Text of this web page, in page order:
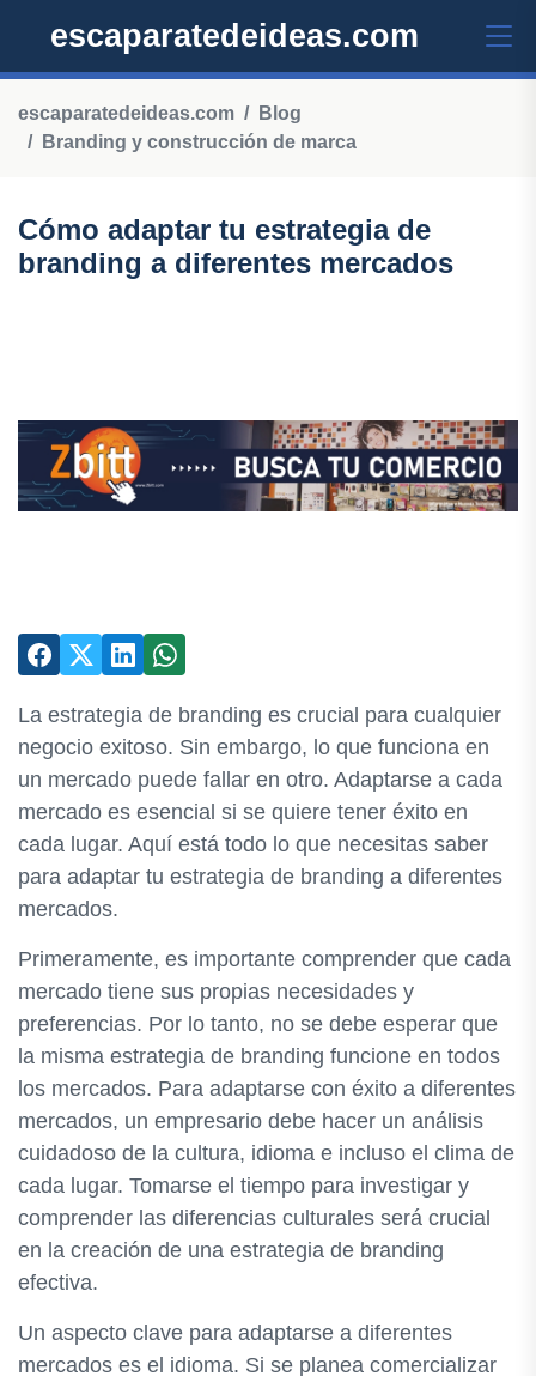
escaparatedeideas.com
escaparatedeideas.com
Blog
Branding y construcción de marca
Cómo adaptar tu estrategia de
branding a diferentes mercados
La estrategia de branding es crucial para cualquier
negocio exitoso. Sin embargo, lo que funciona en
un mercado puede fallar en otro. Adaptarse a cada
mercado es esencial si se quiere tener éxito en
cada lugar. Aquí está todo lo que necesitas saber
para adaptar tu estrategia de branding a diferentes
mercados.
Primeramente, es importante comprender que cada
mercado tiene sus propias necesidades y
preferencias. Por lo tanto, no se debe esperar que
la misma estrategia de branding funcione en todos
los mercados. Para adaptarse con éxito a diferentes
mercados, un empresario debe hacer un análisis
cuidadoso de la cultura, idioma e incluso el clima de
cada lugar. Tomarse el tiempo para investigar y
comprender las diferencias culturales será crucial
en la creación de una estrategia de branding
efectiva.
Un aspecto clave para adaptarse a diferentes
mercados es el idioma. Si se planea comercializar